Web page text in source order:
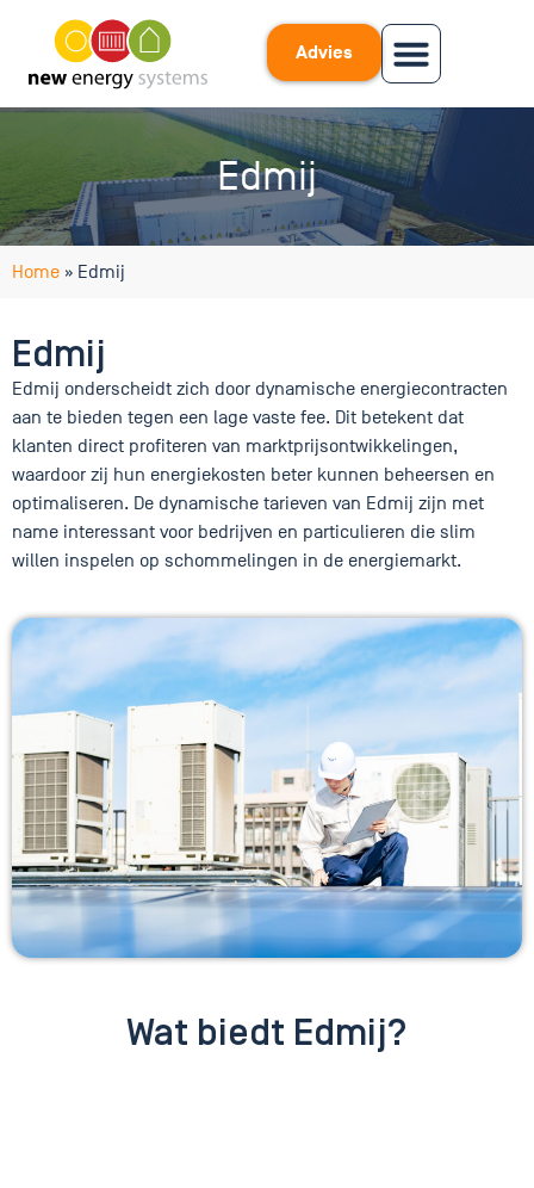
Advies
Edmij
Home » Edmij
Edmij
Edmij onderscheidt zich door dynamische energiecontracten
aan te bieden tegen een lage vaste fee. Dit betekent dat
klanten direct profiteren van marktprijsontwikkelingen,
waardoor zij hun energiekosten beter kunnen beheersen en
optimaliseren. De dynamische tarieven van Edmij zijn met
name interessant voor bedrijven en particulieren die slim
willen inspelen op schommelingen in de energiemarkt.
Wat biedt Edmij?